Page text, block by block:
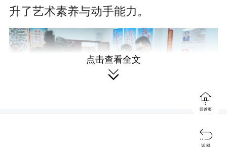
升了艺术素养与动手能力。
点击查看全文


回首页

返 回